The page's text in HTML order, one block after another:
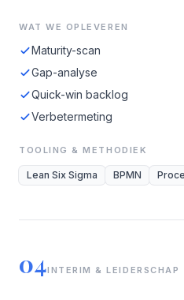
WAT WE OPLEVEREN
Maturity-scan
Gap-analyse
Quick-win backlog
Verbetermeting
TOOLING & METHODIEK
Lean Six Sigma BPMN
04INTERIM & LEIDERSCHAP